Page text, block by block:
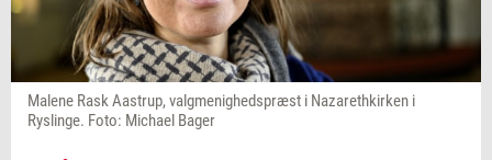
Malene Rask Aastrup, valgmenighedspræst i Nazarethkirken i
Ryslinge. Foto: Michael Bager